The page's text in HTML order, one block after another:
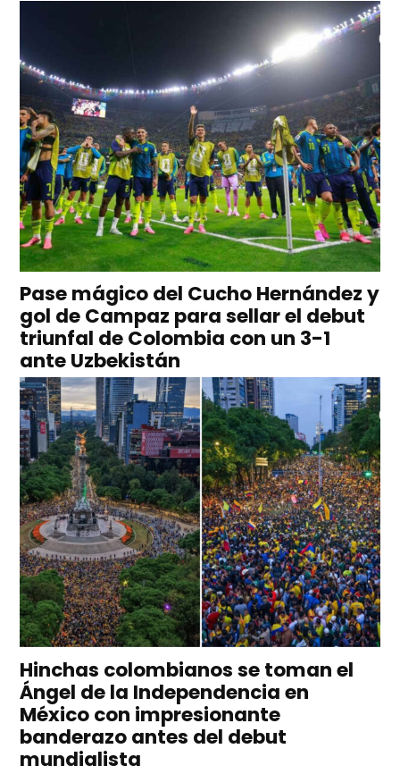
Pase mágico del Cucho Hernández y
gol de Campaz para sellar el debut
triunfal de Colombia con un 3-1
ante Uzbekistán
Hinchas colombianos se toman el
Ángel de la Independencia en
México con impresionante
banderazo antes del debut
mundialista